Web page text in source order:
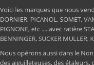
Voici les marques que nous
DORNIER, PICANOL, SOMET,
PIGNONE, etc .... avec ratière
BENNINGER, SUCKER MULLER,
Nous opérons aussi dans le
des aiguilleteuses, des étaleurs,